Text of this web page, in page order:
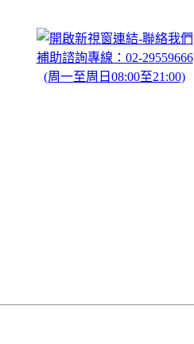
補助諮詢專線：02-29559666
(周一至周日08:00至21:00)